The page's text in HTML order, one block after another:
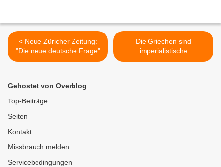
< Neue Züricher Zeitung:
"Die neue deutsche Frage"
Die Griechen sind
imperialistische
Einmischung "gewohnt" >
Gehostet von Overblog
Top-Beiträge
Seiten
Kontakt
Missbrauch melden
Servicebedingungen